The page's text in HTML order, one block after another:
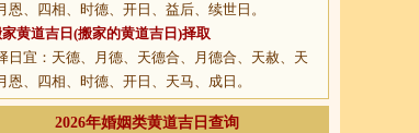
恩、四相、时德、开日、益后、续世日。
黄道吉日 (搬家的黄道吉日)择取
日宜：天德、月德、天德合、月德合、天赦、天
恩、四相、时德、开日、天马、成日。
2026年婚姻类黄道吉日查询